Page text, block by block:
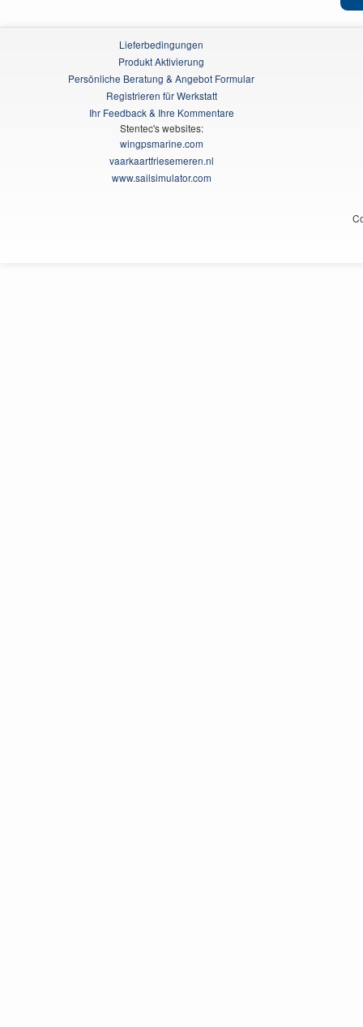
Lieferbedingungen
Produkt Aktivierung
Persönliche Beratung & Angebot Formular
Registrieren für Werkstatt
Ihr Feedback & Ihre Kommentare
Stentec's websites:
wingpsmarine.com
vaarkaartfriesemeren.nl
www.sailsimulator.com